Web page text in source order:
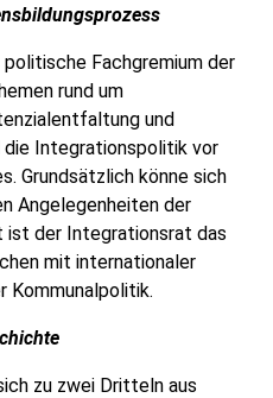
Fachgremium der
rund um
und
Integrationspolitik vor
Grundsätzlich könne sich
Angelegenheiten der
ist der Integrationsrat das
mit internationaler
Kommunalpolitik.
zu zwei Dritteln aus